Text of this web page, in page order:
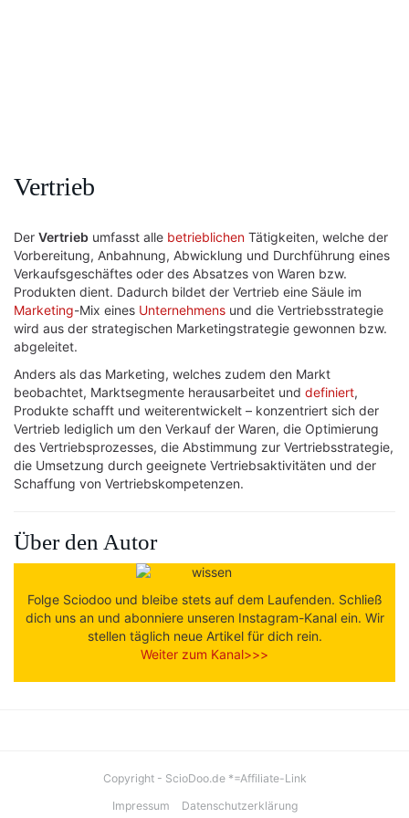
Vertrieb
Der Vertrieb umfasst alle betrieblichen Tätigkeiten, welche der
Vorbereitung, Anbahnung, Abwicklung und Durchführung eines
Verkaufsgeschäftes oder des Absatzes von Waren bzw.
Produkten dient. Dadurch bildet der Vertrieb eine Säule im
Marketing-Mix eines Unternehmens und die Vertriebsstrategie
wird aus der strategischen Marketingstrategie gewonnen bzw.
abgeleitet.
Anders als das Marketing, welches zudem den Markt
beobachtet, Marktsegmente herausarbeitet und definiert,
Produkte schafft und weiterentwickelt – konzentriert sich der
Vertrieb lediglich um den Verkauf der Waren, die Optimierung
des Vertriebsprozesses, die Abstimmung zur Vertriebsstrategie,
die Umsetzung durch geeignete Vertriebsaktivitäten und der
Schaffung von Vertriebskompetenzen.
Über den Autor
Folge Sciodoo und bleibe stets auf dem Laufenden. Schließ
dich uns an und abonniere unseren Instagram-Kanal ein. Wir
stellen täglich neue Artikel für dich rein.
Weiter zum Kanal>>>
Copyright - ScioDoo.de *=Affiliate-Link
Impressum
Datenschutzerklärung